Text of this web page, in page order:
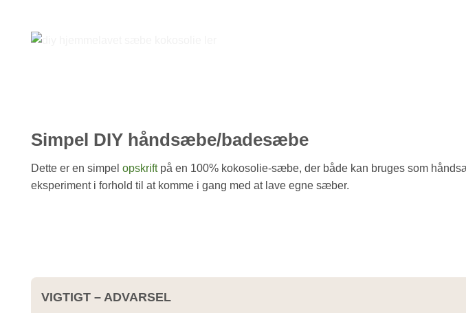
Simpel DIY håndsæbe/badesæbe
Dette er en simpel opskriftpå en 100% kokosolie-sæbe, der både kan bruges som
eksperiment i forhold til at komme i gang med at lave egne sæber.
VIGTIGT – ADVARSEL